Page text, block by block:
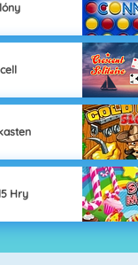
Hry